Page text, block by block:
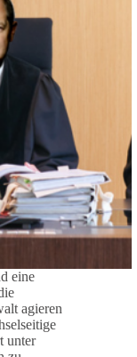
eine
agieren
unter